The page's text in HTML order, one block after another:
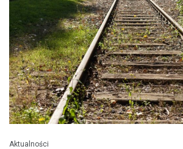
Aktualności